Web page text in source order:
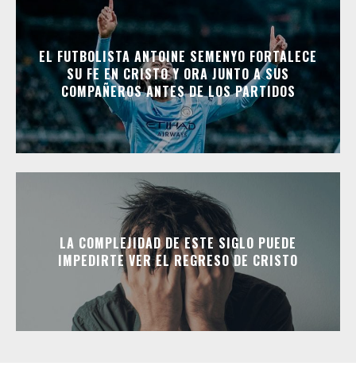
EL FUTBOLISTA ANTOINE SEMENYO FORTALECE
SU FE EN CRISTO Y ORA JUNTO A SUS
COMPAÑEROS ANTES DE LOS PARTIDOS
LA COMPLEJIDAD DE ESTE SIGLO PUEDE
IMPEDIRTE VER EL REGRESO DE CRISTO